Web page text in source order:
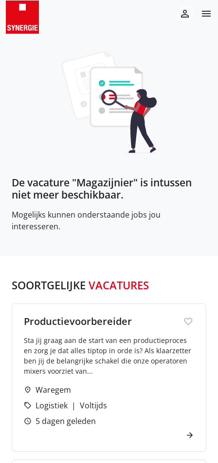
De vacature "Magazijnier" is intussen
niet meer beschikbaar.
Mogelijks kunnen onderstaande jobs jou
interesseren.
SOORTGELIJKE VACATURES
Productievoorbereider
Sta jij graag aan de start van een productieproces
en zorg je dat alles tiptop in orde is? Als klaarzetter
ben jij de belangrijke schakel die onze operatoren
mixers voorziet van...
Waregem
Logistiek
Voltijds
5 dagen geleden